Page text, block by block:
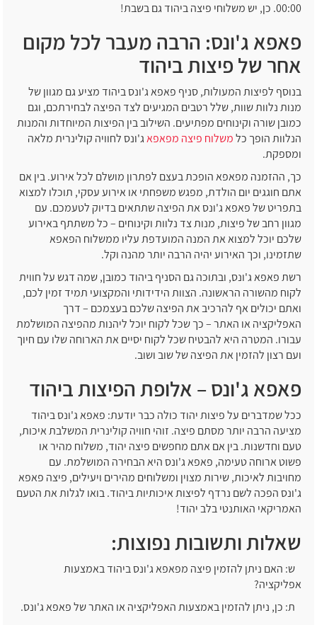
00:00. כן, יש משלוחי פיצה ביהוד גם בשבת!
פאפא ג'ונס: הרבה מעבר לכל מקום
אחר של פיצות ביהוד
בנוסף לפיצות המעולות, סניף פאפא ג'ונס ביהוד מציע גם מגוון של
מנות נלוות שוות, שלל רטבים המגיעים לצד הפיצה לבחירתכם, וגם
כמובן שורה וקינוחים מפתיעים. השילוב בין הפיצות המיוחדות והמנות
הנלוות הופך כל משלוח פיצה מפאפא ג'ונס לחוויה קולינרית מלאה
ומספקת.
כך, ההזמנה מפאפא הופכת בעצם לפתרון מושלם לכל אירוע. בין אם
אתם חוגגים יום הולדת, מפגש משפחתי או אירוע עסקי, תוכלו למצוא
בתפריט של פאפא ג'ונס את הפיצה שתתאים בדיוק לטעמכם. עם
מגוון רחב של פיצות, מנות צד נלוות וקינוחים – כל משתתף באירוע
שלכם יוכל למצוא את המנה המועדפת עליו ממשלוח הפאפא
שתזמינו, וכך האירוע יהיה הרבה יותר מהנה וקל.
רשת פאפא ג'ונס, ובתוכה גם הסניף ביהוד כמובן, שמה דגש על חווית
לקוח מהשורה הראשונה. הצוות הידידותי והמקצועי תמיד זמין לכם,
ואתם יכולים אף להרכיב את הפיצה שלכם בעצמכם – דרך
האפליקציה או האתר – כך שכל לקוח יוכל ליהנות מהפיצה המושלמת
עבורו. המטרה היא להבטיח שכל לקוח יסיים את הארוחה שלו עם חיוך
ועם רצון להזמין את הפיצה של שוב ושוב.
פאפא ג'ונס – אלופת הפיצות ביהוד
ככל שמדברים על פיצות יהוד כולה כבר יודעת: פאפא ג'ונס ביהוד
מציעה הרבה יותר מסתם פיצה. זוהי חוויה קולינרית המשלבת איכות,
טעם וחדשנות. בין אם אתם מחפשים פיצה יהוד, משלוח מהיר או
פשוט ארוחה טעימה, פאפא ג'ונס היא הבחירה המושלמת. עם
מחויבות לאיכות, שירות מצוין ומשלוחים מהירים ויעילים, פיצה פאפא
ג'ונס הפכה לשם נרדף לפיצות איכותיות ביהוד. בואו לגלות את הטעם
האמריקאי האותנטי בלב יהוד!
שאלות ותשובות נפוצות:
ש: האם ניתן להזמין פיצה מפאפא ג'ונס ביהוד באמצעות
אפליקציה?
ת: כן, ניתן להזמין באמצעות האפליקציה או האתר של פאפא ג'ונס.